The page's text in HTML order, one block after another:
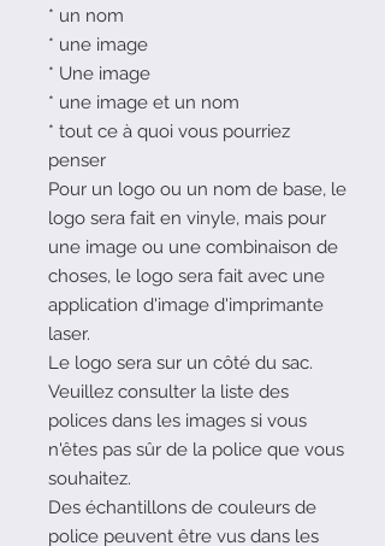
* un nom
* une image
* Une image
* une image et un nom
* tout ce à quoi vous pourriez
penser
Pour un logo ou un nom de base, le
logo sera fait en vinyle, mais pour
une image ou une combinaison de
choses, le logo sera fait avec une
application d'image d'imprimante
laser.
Le logo sera sur un côté du sac.
Veuillez consulter la liste des
polices dans les images si vous
n'êtes pas sûr de la police que vous
souhaitez.
Des échantillons de couleurs de
police peuvent être vus dans les